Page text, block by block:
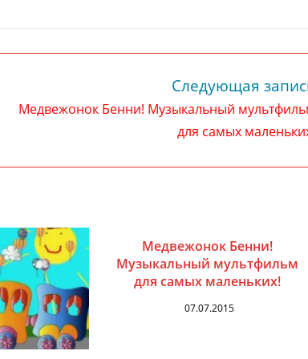
Следующая
Медвежонок Бенни! Музыкальный
для самых
Медвежонок Бенни!
Музыкальный мультфильм
для самых маленьких!
07.07.2015